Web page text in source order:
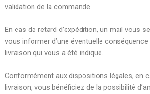
validation de la commande.
En cas de retard d’expédition, un mail vous
vous informer d’une éventuelle conséquence
livraison qui vous a été indiqué.
Conformément aux dispositions légales, en
livraison, vous bénéficiez de la possibilité